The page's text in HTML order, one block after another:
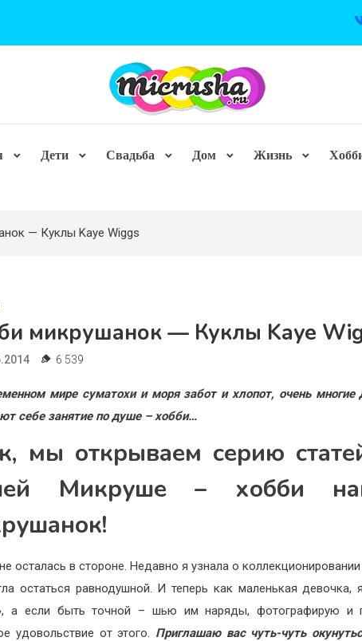
Дети Свадьба Дом Жизнь
— Куклы Kaye Wiggs
микрушанок — Куклы Kaye
6 539
мире суматохи и моря забот и хлопот, очень многие
себе занятие по душе – хобби…
мы открываем серию
Микруше – хобби
осталась в стороне. Недавно я узнала о коллекционировании
остаться равнодушной. И теперь как маленькая девочка,
а если быть точной – шью им наряды, фотографирую и
удовольствие от этого. Приглашаю вас чуть-чуть